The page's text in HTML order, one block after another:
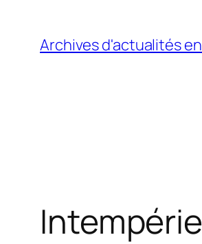
contenu
Archives d'actualités